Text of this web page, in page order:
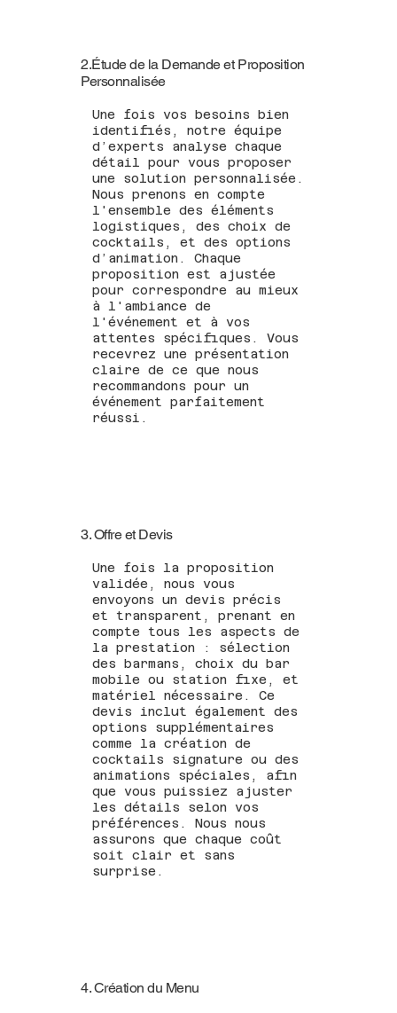
2.Étude de la Demande et Proposition
Personnalisée
Une fois vos besoins bien
identifiés, notre équipe
d’experts analyse chaque
détail pour vous proposer
une solution personnalisée.
Nous prenons en compte
l'ensemble des éléments
logistiques, des choix de
cocktails, et des options
d’animation. Chaque
proposition est ajustée
pour correspondre au mieux
à l'ambiance de
l'événement et à vos
attentes spécifiques. Vous
recevrez une présentation
claire de ce que nous
recommandons pour un
événement parfaitement
réussi.
3. Offre et Devis
Une fois la proposition
validée, nous vous
envoyons un devis précis
et transparent, prenant en
compte tous les aspects de
la prestation : sélection
des barmans, choix du bar
mobile ou station fixe, et
matériel nécessaire. Ce
devis inclut également des
options supplémentaires
comme la création de
cocktails signature ou des
animations spéciales, afin
que vous puissiez ajuster
les détails selon vos
préférences. Nous nous
assurons que chaque coût
soit clair et sans
surprise.
4. Création du Menu